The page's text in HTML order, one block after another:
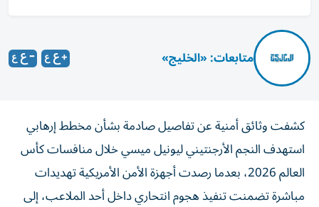
متابعات: «الخليج»
كشفت وثائق أمنية عن تفاصيل صادمة بشأن مخطط إرهابي
استهدف النجم الأرجنتيني ليونيل ميسي خلال منافسات كأس
العالم 2026، بعدما رصدت أجهزة الأمن الأمريكية تهديدات
مباشرة تضمنت تنفيذ هجوم انتحاري داخل أحد الملاعب، إلى